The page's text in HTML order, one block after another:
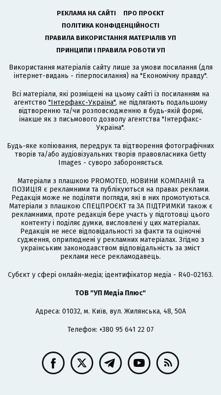
РЕКЛАМА НА САЙТІ
ПРО ПРОЄКТ
ПОЛІТИКА КОНФІДЕНЦІЙНОСТІ
ПРАВИЛА ВИКОРИСТАННЯ МАТЕРІАЛІВ УП
ПРИНЦИПИ І ПРАВИЛА РОБОТИ УП
Використання матеріалів сайту лише за умови посилання (для
інтернет-видань - гіперпосилання) на "Економічну правду".
Всі матеріали, які розміщені на цьому сайті із посиланням на
агентство "Інтерфакс-Україна", не підлягають подальшому
відтворенню та/чи розповсюдженню в будь-якій формі,
інакше як з письмового дозволу агентства "Інтерфакс-
Україна".
Будь-яке копіювання, передрук та відтворення фотографічних
творів та/або аудіовізуальних творів правовласника Getty
Images - суворо забороняється.
Матеріали з плашкою PROMOTED, НОВИНИ КОМПАНІЙ та
ПОЗИЦІЯ є рекламними та публікуються на правах реклами.
Редакція може не поділяти погляди, які в них промотуються.
Матеріали з плашкою СПЕЦПРОЄКТ та ЗА ПІДТРИМКИ також є
рекламними, проте редакція бере участь у підготовці цього
контенту і поділяє думки, висловлені у цих матеріалах.
Редакція не несе відповідальності за факти та оціночні
судження, оприлюднені у рекламних матеріалах. Згідно з
українським законодавством відповідальність за зміст
реклами несе рекламодавець.
Cубєкт у сфері онлайн-медіа; ідентифікатор медіа - R40-02163.
ТОВ "УП Медіа Плюс"
Адреса: 01032, м. Київ, вул. Жилянська, 48, 50А
Телефон: +380 95 641 22 07